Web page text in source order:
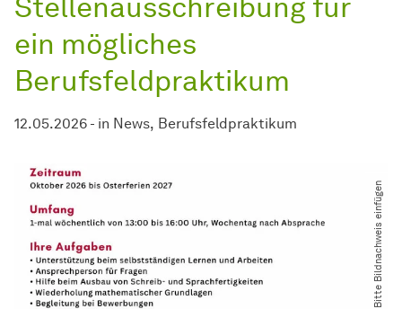
ein mögliches
Berufsfeldpraktikum
12.05.2026 - in News Berufsfeldpraktikum
Bitte Bildnachweis einfügen